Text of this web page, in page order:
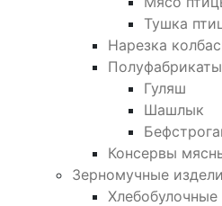
Тушка
Нарезка
Гуляш
Шашлык
Консервы
Зерномучные
Хлебобулочные